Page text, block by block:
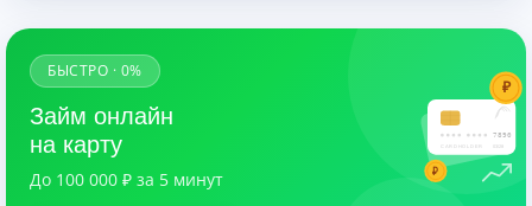
7890
03/28
₽
₽
БЫСТРО · 0%
Займ онлайн
на карту
До 100 000 ₽ за 5 минут